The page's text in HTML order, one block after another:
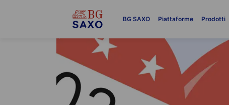
BG SAXO Piattaforme Prodotti